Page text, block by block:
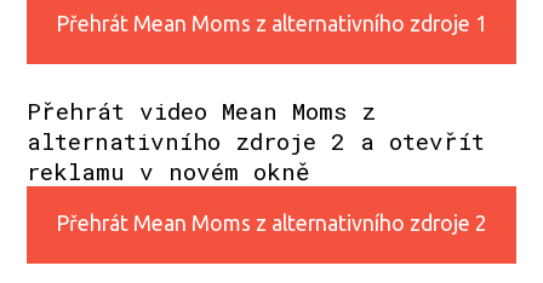
Přehrát Mean Moms z alternativního zdroje 1
Přehrát video Mean Moms z
alternativního zdroje 2 a otevřít
reklamu v novém okně
Přehrát Mean Moms z alternativního zdroje 2